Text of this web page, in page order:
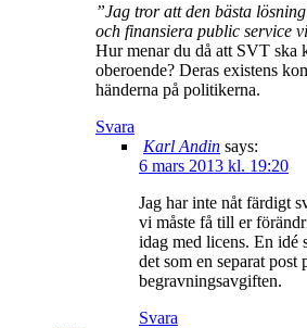
”Jag tror att den bästa
och finansiera public service
Hur menar du då att SVT ska
oberoende? Deras existens
händerna på politikerna.
Svara
Karl Andin says:
6 mars 2013 kl. 19:20
Jag har inte nåt färdigt
vi måste få till er
idag med licens. En idé
det som en separat post
begravningsavgiften.
Svara